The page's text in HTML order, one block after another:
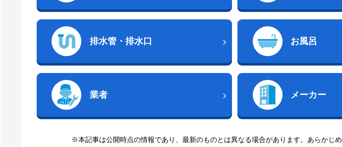
排水管・排水口 お風呂
業者 メーカー
※本記事は公開時点の情報であり、最新のものとは異なる場合があります。あらかじめ